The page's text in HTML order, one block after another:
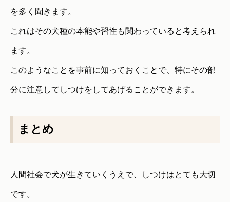
を多く聞きます。
これはその犬種の本能や習性も関わっていると考えられ
ます。
このようなことを事前に知っておくことで、特にその部
分に注意してしつけをしてあげることができます。
まとめ
人間社会で犬が生きていくうえで、しつけはとても大切
です。